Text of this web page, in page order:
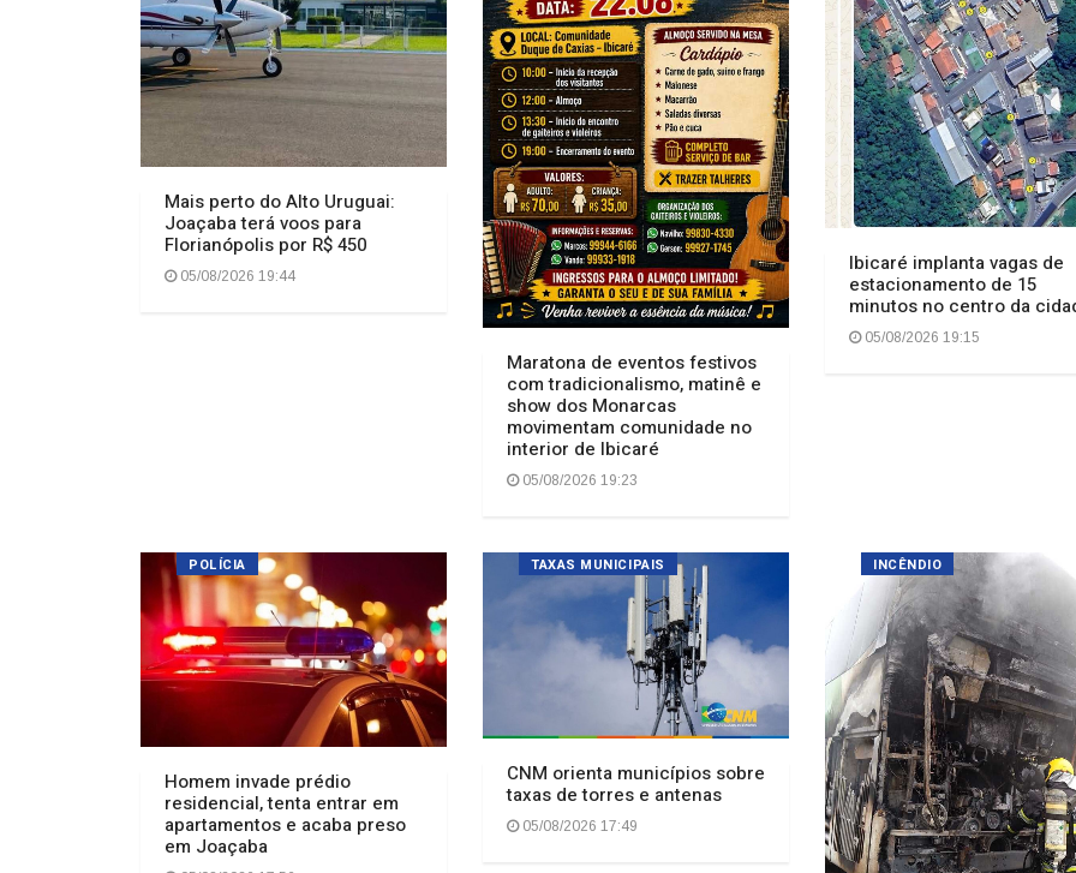
Mais perto do Alto Uruguai:
Joaçaba terá voos para
Florianópolis por R$ 450
05/08/2026 19:44
Maratona de eventos festivos
com tradicionalismo, matinê e
show dos Monarcas
movimentam comunidade no
interior de Ibicaré
05/08/2026 19:23
Ibicaré implanta vagas de
estacionamento de 15
minutos no centro da
05/08/2026 19:15
Homem invade prédio
residencial, tenta entrar em
apartamentos e acaba preso
em Joaçaba
05/08/2026 17:56
TAXAS MUNICIPAIS
CNM orienta municípios sobre
taxas de torres e antenas
05/08/2026 17:49
Ônibus pega fogo na SC-
em Jaborá e mobiliza
Bombeiros